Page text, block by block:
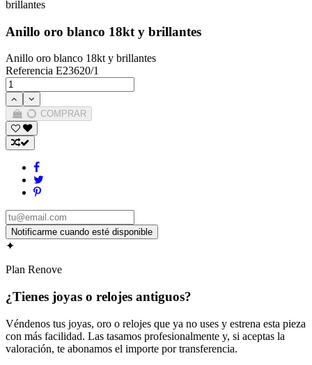
Anillo oro blanco 18kt y brillantes
Anillo oro blanco 18kt y brillantes
Referencia E23620/1
COMPRAR
✦
Plan Renove
¿Tienes joyas o relojes antiguos?
Véndenos tus joyas, oro o relojes que ya no uses y estrena esta pieza
con más facilidad. Las tasamos profesionalmente y, si aceptas la
valoración, te abonamos el importe por transferencia.